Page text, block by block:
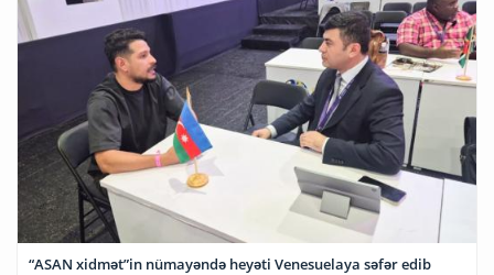
“ASAN xidmət”in nümayəndə heyəti Venesuelaya səfər edib